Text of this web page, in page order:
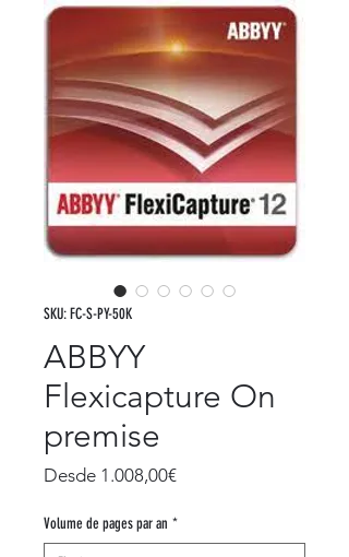
SKU: FC-S-PY-50K
ABBYY
Flexicapture On
premise
Desde 1.008,00€Precio
oferta
Volume de pages par an *